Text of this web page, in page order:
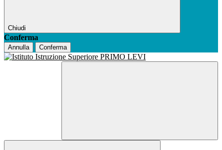
Chiudi
Conferma
Annulla Conferma